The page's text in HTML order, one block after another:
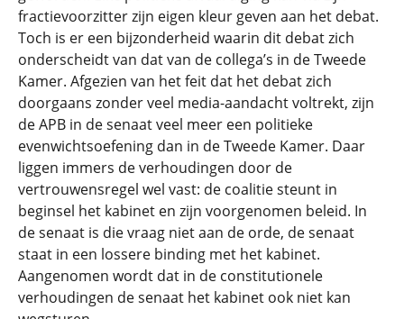
fractievoorzitter zijn eigen kleur geven aan het debat.
Toch is er een bijzonderheid waarin dit debat zich
onderscheidt van dat van de collega’s in de Tweede
Kamer. Afgezien van het feit dat het debat zich
doorgaans zonder veel media-aandacht voltrekt, zijn
de APB in de senaat veel meer een politieke
evenwichtsoefening dan in de Tweede Kamer. Daar
liggen immers de verhoudingen door de
vertrouwensregel wel vast: de coalitie steunt in
beginsel het kabinet en zijn voorgenomen beleid. In
de senaat is die vraag niet aan de orde, de senaat
staat in een lossere binding met het kabinet.
Aangenomen wordt dat in de constitutionele
verhoudingen de senaat het kabinet ook niet kan